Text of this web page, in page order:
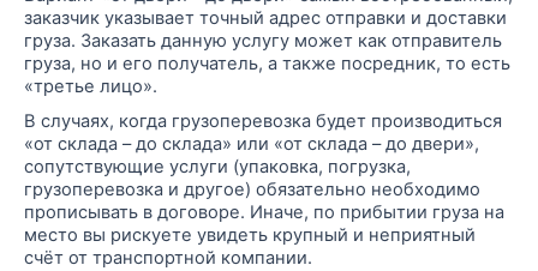
заказчик указывает точный адрес отправки и доставки
груза. Заказать данную услугу может как отправитель
груза, но и его получатель, а также посредник, то есть
«третье лицо».
В случаях, когда грузоперевозка будет производиться
«от склада – до склада» или «от склада – до двери»,
сопутствующие услуги (упаковка, погрузка,
грузоперевозка и другое) обязательно необходимо
прописывать в договоре. Иначе, по прибытии груза на
место вы рискуете увидеть крупный и неприятный
счёт от транспортной компании.